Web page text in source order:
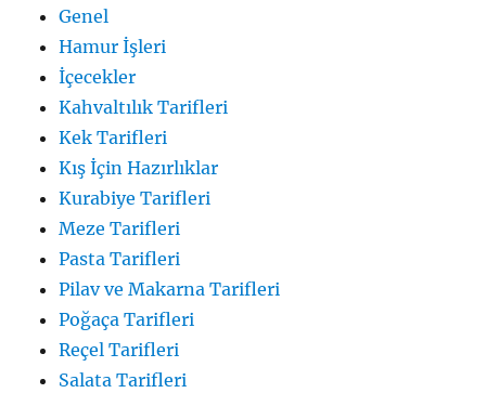
Genel
Hamur İşleri
İçecekler
Kahvaltılık Tarifleri
Kek Tarifleri
Kış İçin Hazırlıklar
Kurabiye Tarifleri
Meze Tarifleri
Pasta Tarifleri
Pilav ve Makarna Tarifleri
Poğaça Tarifleri
Reçel Tarifleri
Salata Tarifleri